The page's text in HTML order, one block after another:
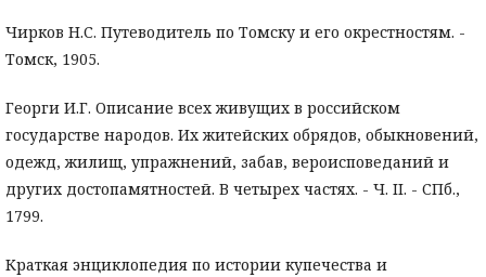
Чирков Н.С. Путеводитель по Томску и его окрестностям. -
Томск, 1905.
Георги И.Г. Описание всех живущих в российском
государстве народов. Их житейских обрядов, обыкновений,
одежд, жилищ, упражнений, забав, вероисповеданий и
других достопамятностей. В четырех частях. - Ч. II. - СПб.,
1799.
Краткая энциклопедия по истории купечества и